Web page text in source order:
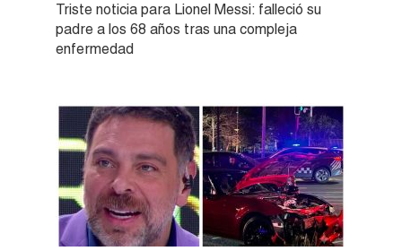
Triste noticia para Lionel Messi: falleció su
padre a los 68 años tras una compleja
enfermedad